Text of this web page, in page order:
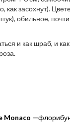
как засохнут).
обильное, почти
и как шраб, и как
Monaco —